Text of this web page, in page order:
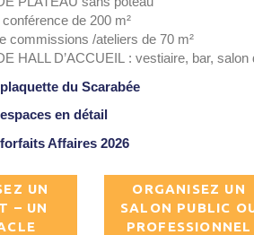
de 200 m²
commissions /ateliers de 70 m²
HALL D’ACCUEIL : vestiaire, bar, salon
du Scarabée
en détail
Affaires 2026
UN
– UN
ORGANISEZ UN
SALON PUBLIC
PROFESSIONNEL